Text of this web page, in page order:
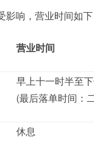
影响，营业时间如下
营业时间
早上十一时半至
(最后落单时间：
休息